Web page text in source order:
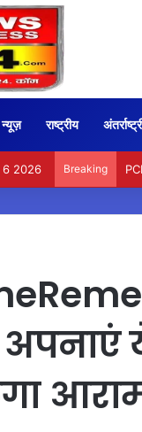
राष्ट्रीय
6 2026 Breaking